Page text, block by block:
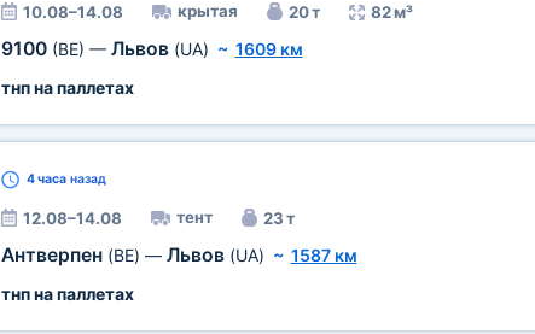
10.08–14.08 крытая 20 т 82 м³
9100 (BE) — Львов (UA) ~ 1609 км
тнп на паллетах
4 часаназад
12.08–14.08 тент 23 т
Антверпен (BE) — Львов (UA) ~ 1587 км
тнп на паллетах